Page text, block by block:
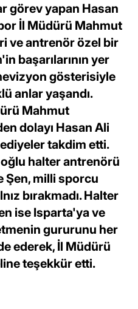
görev yapan Hasan
İl Müdürü Mahmut
ve antrenör özel bir
başarılarının yer
gösterisiyle
anlar yaşandı.
Mahmut
dolayı Hasan Ali
takdim etti.
oğlu halter antrenörü
Şen, milli sporcu
bırakmadı. Halter
ise Isparta'ya ve
gururunu her
ederek, İl Müdürü
teşekkür etti.